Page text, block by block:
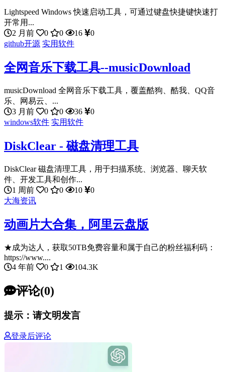
Lightspeed Windows 快速启动工具，可通过键盘快捷键快速打
开常用...
2 月前
0 0 16
0
github开源 实用软件
全网音乐下载工具--musicDownload
musicDownload 全网音乐下载工具，覆盖酷狗、酷我、QQ音
乐、网易云、...
3 月前
0 0 36
0
windows软件 实用软件
DiskClear - 磁盘清理工具
DiskClear 磁盘清理工具，用于扫描系统、浏览器、聊天软
件、开发工具和创作...
1 周前
0 0 10
0
大海资讯
动画片大合集，阿里云盘版
★成为达人，获取50TB免费容量和属于自己的粉丝福利码：
https://www....
4 年前
0 1 104.3K
评论(0)
提示：请文明发言
登录后评论